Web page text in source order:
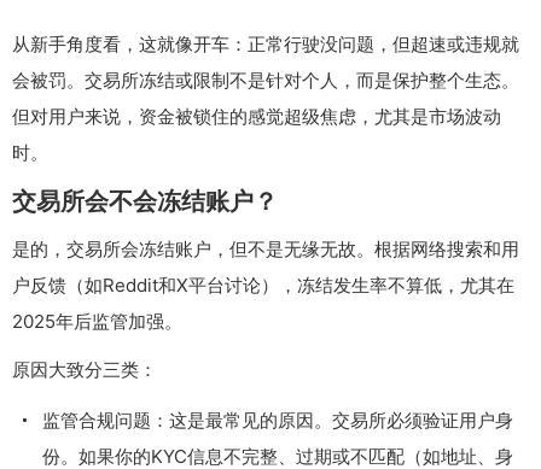
从新手角度看，这就像开车：正常行驶没问题，但超速或违规就
会被罚。交易所冻结或限制不是针对个人，而是保护整个生态。
但对用户来说，资金被锁住的感觉超级焦虑，尤其是市场波动
时。
交易所会不会冻结账户？
是的，交易所会冻结账户，但不是无缘无故。根据网络搜索和用
户反馈（如Reddit和X平台讨论），冻结发生率不算低，尤其在
2025年后监管加强。
原因大致分三类：
监管合规问题：这是最常见的原因。交易所必须验证用户身
份。如果你的KYC信息不完整、过期或不匹配（如地址、身